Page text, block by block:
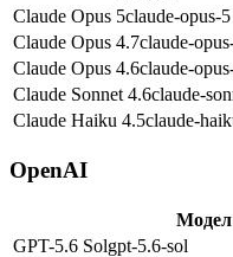
Claude Opus 5claude-opus-5
Claude Opus 4.7claude-
Claude Opus 4.6claude-
Claude Sonnet 4.6claude-
Claude Haiku 4.5claude-
OpenAI
Модел
GPT-5.6 Solgpt-5.6-sol